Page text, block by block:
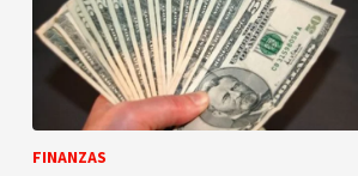
FINANZAS